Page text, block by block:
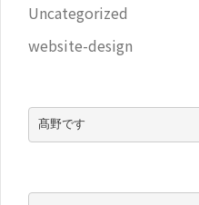
Uncategorized
website-design
髙野です